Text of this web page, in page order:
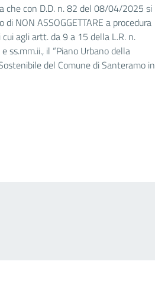
che con D.D. n. 82 del 08/04/2025 si
di NON ASSOGGETTARE a procedura
cui agli artt. da 9 a 15 della L.R. n.
ss.mm.ii., il “Piano Urbano della
del Comune di Santeramo in